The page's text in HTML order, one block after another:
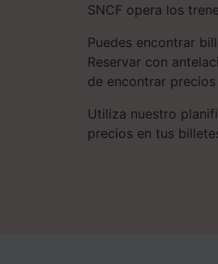
SNCF opera los
Puedes encontrar
Reservar con
de encontrar
Utiliza nuestro
precios en tus